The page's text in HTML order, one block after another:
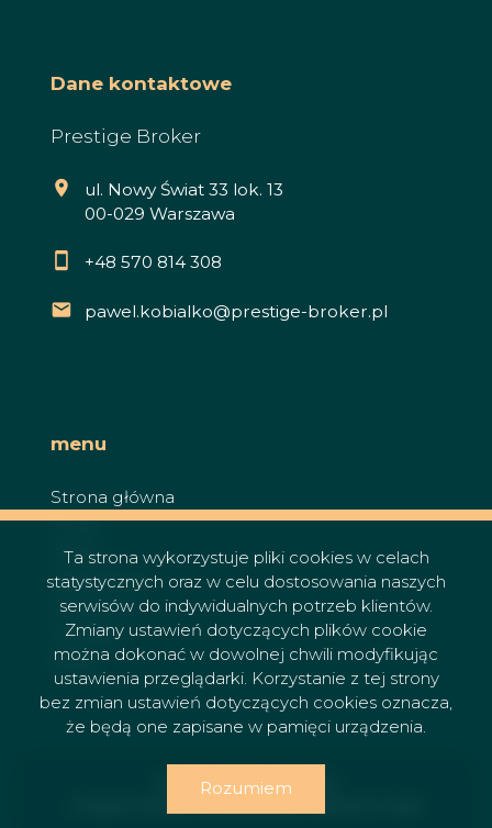
Dane kontaktowe
Prestige Broker
ul. Nowy Świat 33 lok. 13
00-029 Warszawa
+48 570 814 308
pawel.kobialko@prestige-broker.pl
menu
Strona główna
O nas
Oferty
Zgłoszenia
Ulubione
Kontakt
Rodo
Prestige Broker © 2026
Ta strona wykorzystuje pliki cookies w celach
statystycznych oraz w celu dostosowania naszych
serwisów do indywidualnych potrzeb klientów.
Zmiany ustawień dotyczących plików cookie
można dokonać w dowolnej chwili modyfikując
ustawienia przeglądarki. Korzystanie z tej strony
bez zmian ustawień dotyczących cookies oznacza,
że będą one zapisane w pamięci urządzenia.
Rozumiem